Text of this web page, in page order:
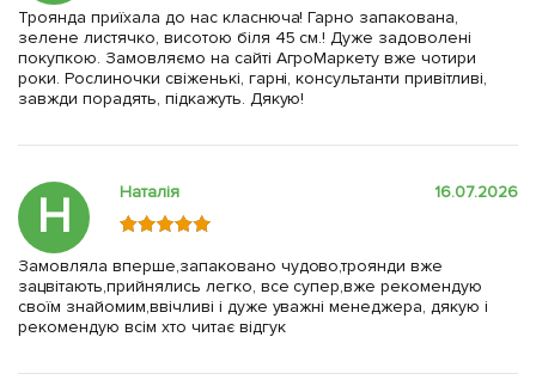
Троянда приїхала до нас класнюча! Гарно запакована,
зелене листячко, висотою біля 45 см.! Дуже задоволені
покупкою. Замовляємо на сайті АгроМаркету вже чотири
роки. Рослиночки свіженькі, гарні, консультанти привітливі,
завжди порадять, підкажуть. Дякую!
Н Наталія 16.07.2026
Замовляла вперше,запаковано чудово,троянди вже
зацвітають,прийнялись легко, все супер,вже рекомендую
своїм знайомим,ввічливі і дуже уважні менеджера, дякую і
рекомендую всім хто читає відгук